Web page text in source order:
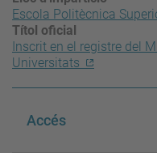
Escola Politècnica
Títol oficial
Inscrit en el registre del
Universitats
Accés